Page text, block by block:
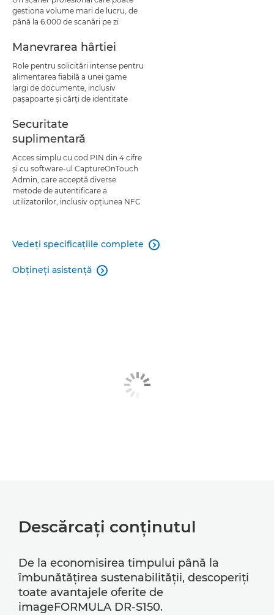
gestiona volume mari de lucru, de
până la 6.000 de scanări pe zi
Manevrarea hârtiei
Role pentru solicitări intense pentru
alimentarea fiabilă a unei game
largi de documente, inclusiv
paşapoarte şi cărţi de identitate
Securitate
suplimentară
Acces simplu cu cod PIN din 4 cifre
şi cu software-ul CaptureOnTouch
Admin, care acceptă diverse
metode de autentificare a
utilizatorilor, inclusiv opţiunea NFC
Vedeţi specificaţiile complete 
Obţineţi asistenţă 
Descărcaţi conţinutul
De la economisirea timpului până la
îmbunătăţirea sustenabilităţii, descoperiţi
toate avantajele oferite de
imageFORMULA DR-S150.